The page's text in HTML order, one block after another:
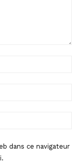
dans ce navigateur